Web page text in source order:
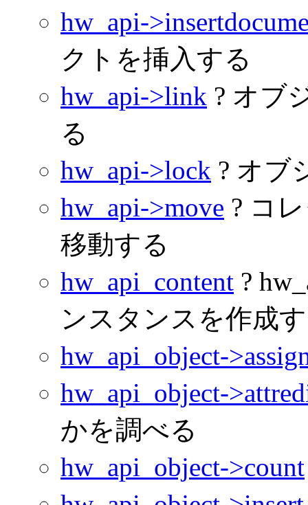
hw_api-
クトを挿入する
hw_api->link ? オブ
る
hw_api->lock ? オブ
hw_api->move ? コ
移動する
hw_api_content ?
ンスタンスを作成
hw_api_object-
hw_api_object-
かを調べる
hw_api_object->count